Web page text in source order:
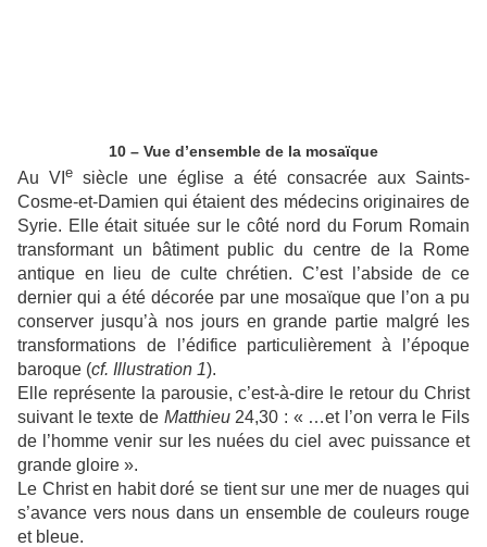
10 – Vue d’ensemble de la mosaïque
Au VI e siècle une église a été consacrée aux Saints-
Cosme-et-Damien qui étaient des médecins originaires de
Syrie. Elle était située sur le côté nord du Forum Romain
transformant un bâtiment public du centre de la Rome
antique en lieu de culte chrétien. C’est l’abside de ce
dernier qui a été décorée par une mosaïque que l’on a pu
conserver jusqu’à nos jours en grande partie malgré les
transformations de l’édifice particulièrement à l’époque
baroque (cf. Illustration 1).
Elle représente la parousie, c’est-à-dire le retour du Christ
suivant le texte de Matthieu24,30 : « …et l’on verra le Fils
de l’homme venir sur les nuées du ciel avec puissance et
grande gloire ».
Le Christ en habit doré se tient sur une mer de nuages qui
s’avance vers nous dans un ensemble de couleurs rouge
et bleue.